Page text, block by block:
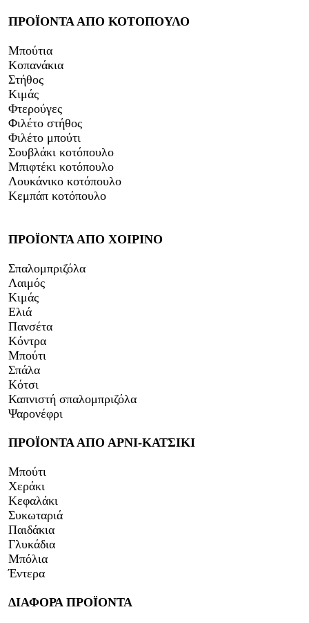
ΠΡΟΪΟΝΤΑ ΑΠΟ ΚΟΤΟΠΟΥΛΟ
Μπούτια
Κοπανάκια
Στήθος
Κιμάς
Φτερούγες
Φιλέτο στήθος
Φιλέτο μπούτι
Σουβλάκι κοτόπουλο
Μπιφτέκι κοτόπουλο
Λουκάνικο κοτόπουλο
Κεμπάπ κοτόπουλο
ΠΡΟΪΟΝΤΑ ΑΠΟ ΧΟΙΡΙΝΟ
Σπαλομπριζόλα
Λαιμός
Κιμάς
Ελιά
Πανσέτα
Κόντρα
Μπούτι
Σπάλα
Κότσι
Καπνιστή σπαλομπριζόλα
Ψαρονέφρι
ΠΡΟΪΟΝΤΑ ΑΠΟ ΑΡΝΙ-ΚΑΤΣΙΚΙ
Μπούτι
Χεράκι
Κεφαλάκι
Συκωταριά
Παιδάκια
Γλυκάδια
Μπόλια
Έντερα
ΔΙΑΦΟΡΑ ΠΡΟΪΟΝΤΑ